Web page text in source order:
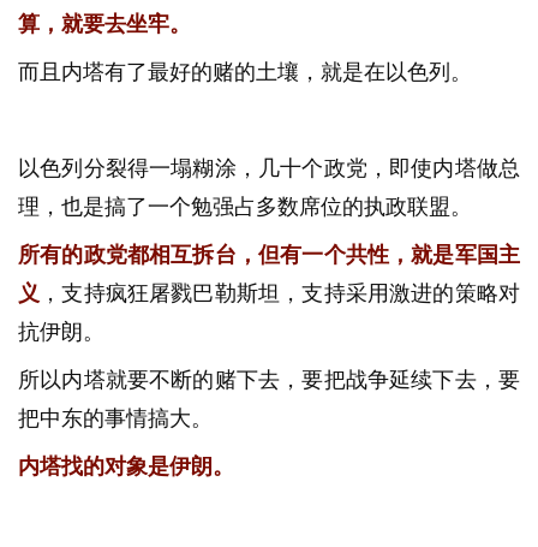
算，就要去坐牢。
而且内塔有了最好的赌的土壤，就是在以色列。
以色列分裂得一塌糊涂，几十个政党，即使内塔做总
理，也是搞了一个勉强占多数席位的执政联盟。
所有的政党都相互拆台，但有一个共性，就是军国主
义 ，支持疯狂屠戮巴勒斯坦，支持采用激进的策略对
抗伊朗。
所以内塔就要不断的赌下去，要把战争延续下去，要
把中东的事情搞大。
内塔找的对象是伊朗。